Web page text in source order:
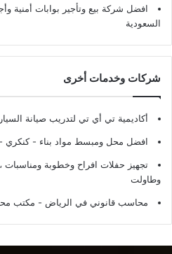
افضل شركة بيع وتأجير بوابات أمنية
السعودية
شركات وخدمات أخرى
أكاديمية تي أي تي لتدريب صيانة
افضل محل ومبسط مواد بناء -
تجهيز حفلات افراح وخطوبة
وطاولت
محاسب قانوني في الرياض - مكتب